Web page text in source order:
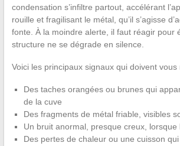
condensation s’infiltre partout, accélérant
rouille et fragilisant le métal, qu’il s’agisse
fonte. À la moindre alerte, il faut réagir pour
structure ne se dégrade en silence.
Voici les principaux signaux qui doivent
Des taches orangées ou brunes qui
de la cuve
Des fragments de métal friable, visibles
Un bruit anormal, presque creux, lorsque
Des pertes de chaleur ou une cuisson